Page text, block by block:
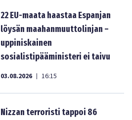
22 EU-maata haastaa Espanjan
löysän maahanmuuttolinjan –
uppiniskainen
sosialistipääministeri ei taivu
03.08.2026 | 16:15
Nizzan terroristi tappoi 86